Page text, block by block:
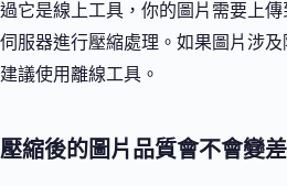
過它是線上工具，你的圖片需要上傳
伺服器進行壓縮處理。如果圖片涉及
建議使用離線工具。
壓縮後的圖片品質會不會變